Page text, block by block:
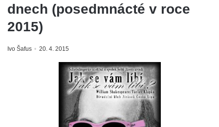
dnech (posedmnácté v roce
2015)
Ivo Šafus 20. 4. 2015